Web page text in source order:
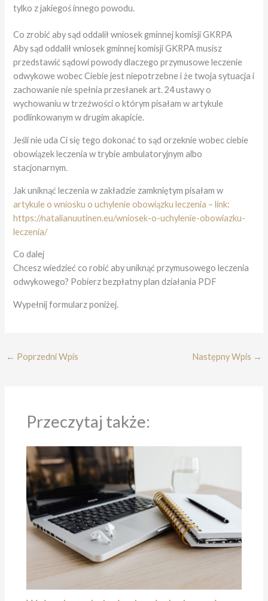
tylko z jakiegoś innego powodu.
Co zrobić aby sąd oddalił wniosek gminnej komisji GKRPA
Aby sąd oddalił wniosek gminnej komisji GKRPA musisz
przedstawić sądowi powody dlaczego przymusowe leczenie
odwykowe wobec Ciebie jest niepotrzebne i że twoja sytuacja i
zachowanie nie spełnia przesłanek art. 24 ustawy o
wychowaniu w trzeźwości o którym pisałam w artykule
podlinkowanym w drugim akapicie.
Jeśli nie uda Ci się tego dokonać to sąd orzeknie wobec ciebie
obowiązek leczenia w trybie ambulatoryjnym albo
stacjonarnym.
Jak uniknąć leczenia w zakładzie zamkniętym pisałam w
artykule o wniosku o uchylenie obowiązku leczenia – link:
https://natalianuutinen.eu/wniosek-o-uchylenie-obowiazku-
leczenia/
Co dalej
Chcesz wiedzieć co robić aby uniknąć przymusowego leczenia
odwykowego? Pobierz bezpłatny plan działania PDF
Wypełnij formularz poniżej.
← Poprzedni Wpis Następny Wpis →
Przeczytaj także: